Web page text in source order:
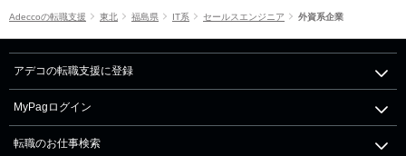
Adeccoの転職支援 東北 福島県 IT系 セールスエンジニア 外資系企業
アデコの転職支援に登録
MyPagログイン
転職のお仕事検索